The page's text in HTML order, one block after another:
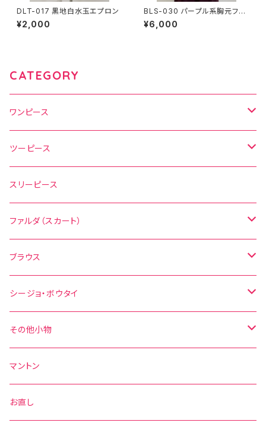
DLT-017 黒地白水玉エプロン
¥2,000
BLS-030 パープル系胸元フリ
ルノースリーブブラウス
¥6,000
CATEGORY
ワンピース
水玉
花柄
無地
その他の柄
ツーピース
水玉
花柄
無地
その他の柄
スリーピース
ファルダ（スカート）
水玉
花柄
無地
その他の柄
ブラウス
水玉
花柄
無地
その他の柄
シージョ・ボウタイ
シージョ
水玉
花柄
ボウタイ
水玉
その他小物
エプロン
ベルト
マントン
お直し